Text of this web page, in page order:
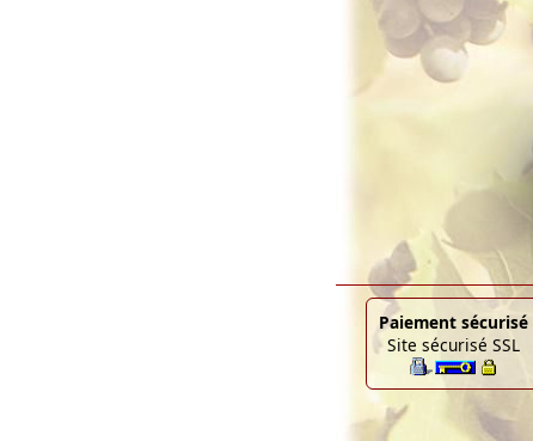
Paiement sécurisé
Site sécurisé SSL